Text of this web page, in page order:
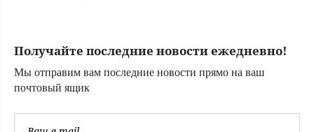
Получайте последние новости ежедневно!
Мы отправим вам последние новости прямо на ваш
почтовый ящик